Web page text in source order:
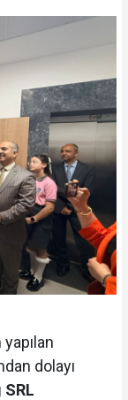
dolayı